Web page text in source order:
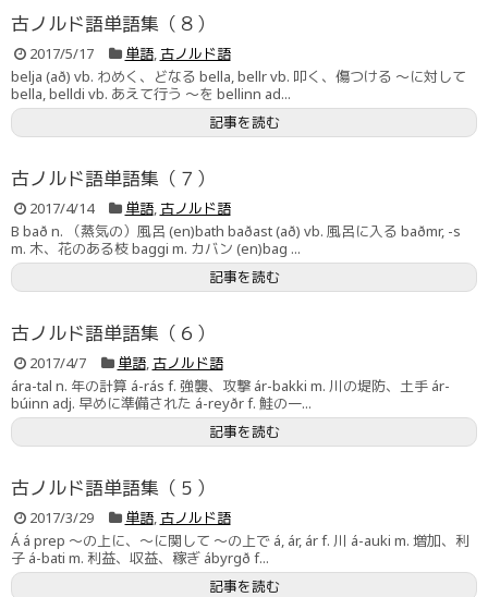
古ノルド語単語集（８）
2017/5/17 単語, 古ノルド語
belja (að) vb. わめく、どなる bella, bellr vb. 叩く、傷つける 〜に対して
bella, belldi vb. あえて行う 〜を bellinn ad...
記事を読む
古ノルド語単語集（７）
2017/4/14 単語, 古ノルド語
B bað n. （蒸気の）風呂 (en)bath baðast (að) vb. 風呂に入る baðmr, -s
m. 木、花のある枝 baggi m. カバン (en)bag ...
記事を読む
古ノルド語単語集（６）
2017/4/7 単語, 古ノルド語
ára-tal n. 年の計算 á-rás f. 強襲、攻撃 ár-bakki m. 川の堤防、土手 ár-
búinn adj. 早めに準備された á-reyðr f. 鮭の一...
記事を読む
古ノルド語単語集（５）
2017/3/29 単語, 古ノルド語
Á á prep 〜の上に、〜に関して 〜の上で á, ár, ár f. 川 á-auki m. 増加、利
子 á-bati m. 利益、収益、稼ぎ ábyrgð f...
記事を読む